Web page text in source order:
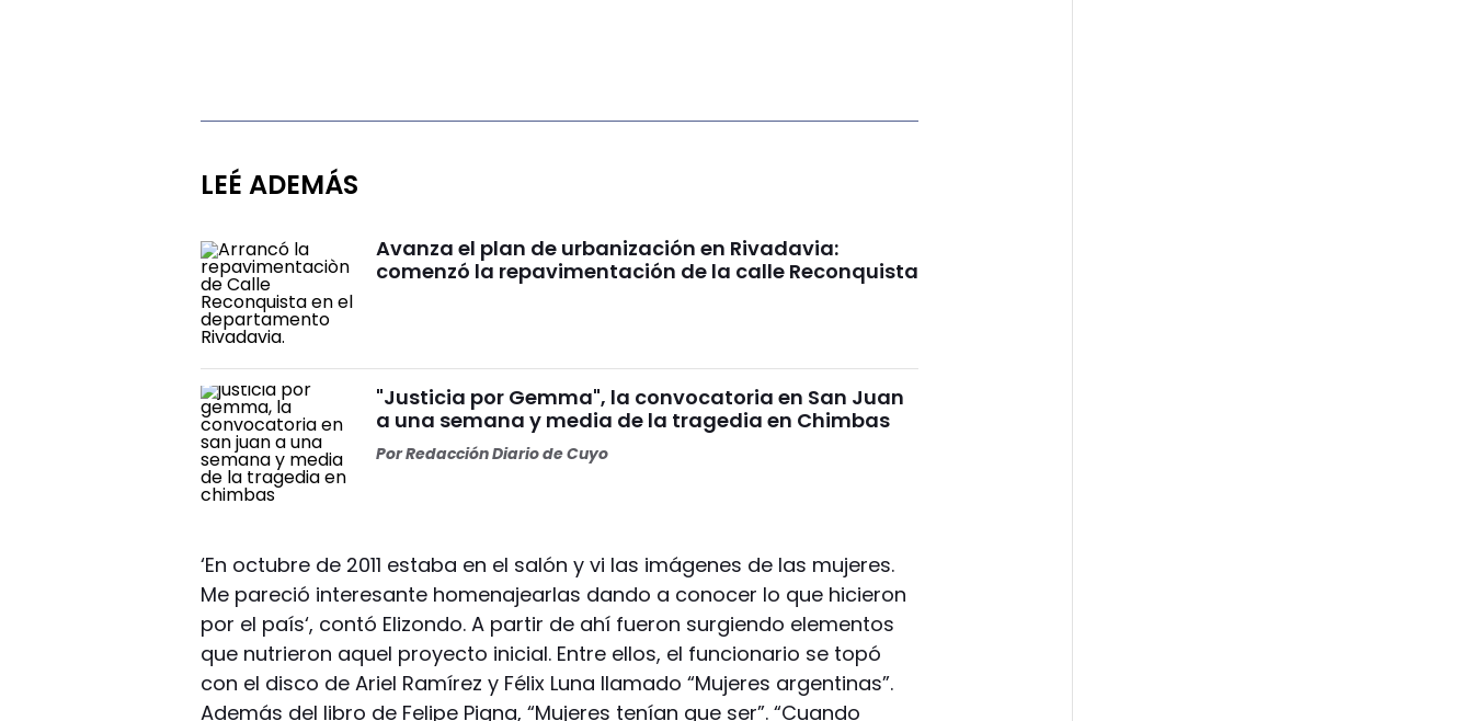
LEÉ ADEMÁS
Avanza el plan de urbanización en Rivadavia:
comenzó la repavimentación de la calle Reconquista
"Justicia por Gemma", la convocatoria en San Juan
a una semana y media de la tragedia en Chimbas
PorRedacción Diario de Cuyo
‘En octubre de 2011 estaba en el salón y vi las imágenes de las mujeres.
Me pareció interesante homenajearlas dando a conocer lo que hicieron
por el país‘, contó Elizondo. A partir de ahí fueron surgiendo elementos
que nutrieron aquel proyecto inicial. Entre ellos, el funcionario se topó
con el disco de Ariel Ramírez y Félix Luna llamado “Mujeres argentinas”.
Además del libro de Felipe Pigna, “Mujeres tenían que ser”. “Cuando